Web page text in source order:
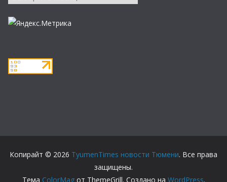
Копирайт © 2026 TyumenTimes новости Тюмени. Все права
защищены.
Тема ColorMagот ThemeGrill. Создано на WordPress.